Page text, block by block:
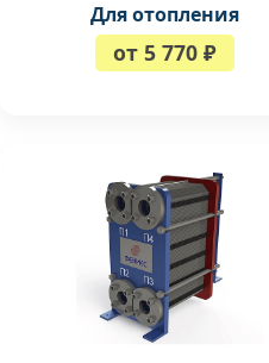
Для отопления
от 5 770 ₽